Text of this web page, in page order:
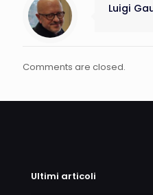
Luigi
Comments are closed.
Ultimi articoli